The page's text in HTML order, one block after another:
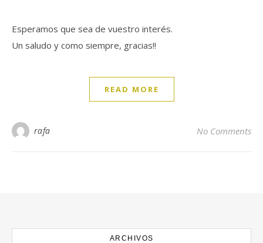
Esperamos que sea de vuestro interés.
Un saludo y como siempre, gracias!!
READ MORE
rafa No Comments
ARCHIVOS